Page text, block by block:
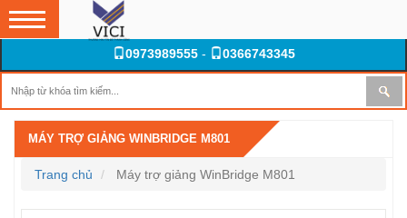
0973989555- 0366743345
MÁY TRỢ GIẢNG WINBRIDGE M801
Trang chủ Máy trợ giảng WinBridge M801